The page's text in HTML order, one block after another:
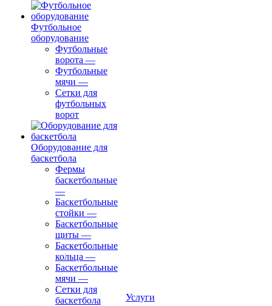
Футбольное
оборудование
Футбольные
ворота —
Футбольные
мячи —
Сетки для
футбольных
ворот
Оборудование для
баскетбола
Фермы
баскетбольные
—
Баскетбольные
стойки —
Баскетбольные
щиты —
Баскетбольные
кольца —
Баскетбольные
мячи —
Сетки для
баскетбола
Услуги